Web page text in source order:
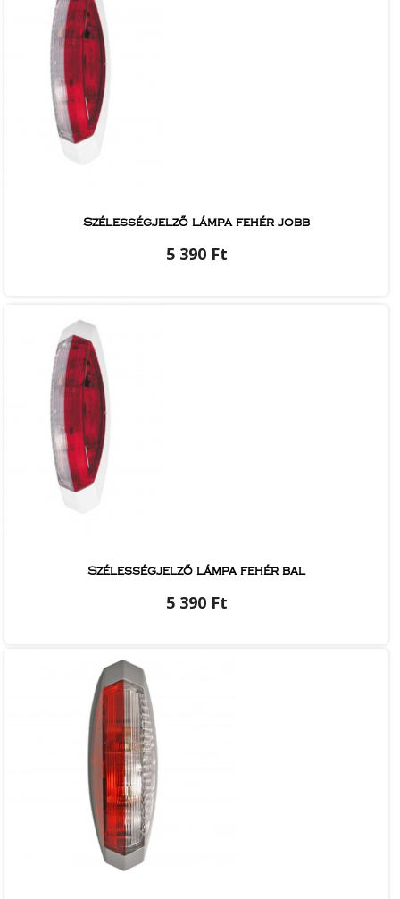
Szélességjelző lámpa fehér jobb
5 390 Ft
Szélességjelző lámpa fehér bal
5 390 Ft